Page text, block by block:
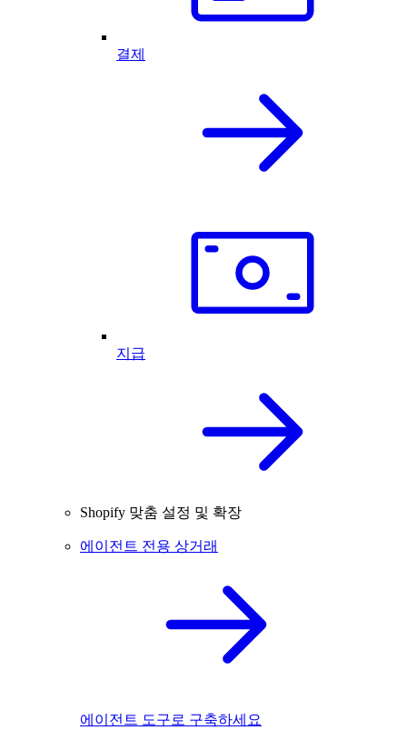
결제
지급
Shopify 맞춤 설정 및 확장
에이전트 전용 상거래
에이전트 도구로 구축하세요